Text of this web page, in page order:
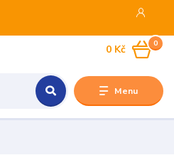
Menu
0
0 Kč